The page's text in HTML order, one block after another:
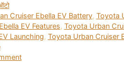
Cruiser Ebella EV Battery, Toyota
EV Features, Toyota Urban
Launching, Toyota Urban Cruiser